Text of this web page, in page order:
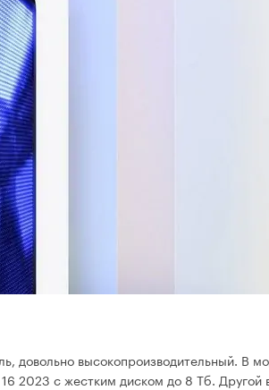
довольно высокопроизводительный. В
2023 с жестким диском до 8 Тб.